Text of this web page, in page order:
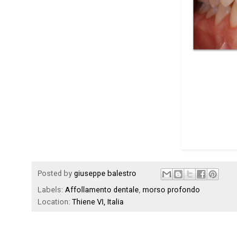
Posted by giuseppe balestro
Labels: Affollamento dentale, morso profondo
Location: Thiene VI, Italia